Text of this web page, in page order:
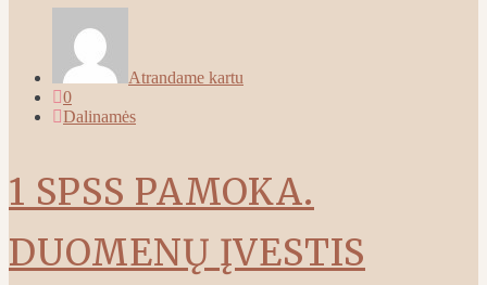
Atrandame kartu
0
Dalinamės
1 SPSS PAMOKA.
DUOMENŲ ĮVESTIS